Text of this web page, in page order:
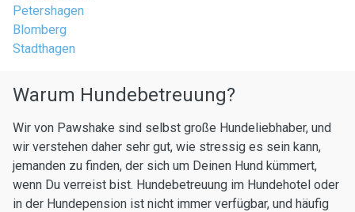
Petershagen
Blomberg
Stadthagen
Warum Hundebetreuung?
Wir von Pawshake sind selbst große Hundeliebhaber, und
wir verstehen daher sehr gut, wie stressig es sein kann,
jemanden zu finden, der sich um Deinen Hund kümmert,
wenn Du verreist bist. Hundebetreuung im Hundehotel oder
in der Hundepension ist nicht immer verfügbar, und häufig